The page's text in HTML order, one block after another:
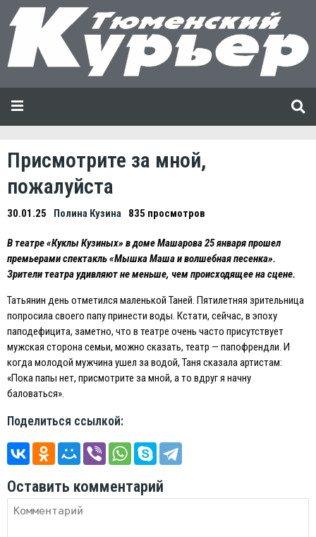
Присмотрите за мной,
пожалуйста
30.01.25 Полина Кузина 835 просмотров
В театре «Куклы Кузиных» в доме Машарова 25 января прошел
премьерами спектакль «Мышка Маша и волшебная песенка».
Зрители театра удивляют не меньше, чем происходящее на сцене.
Татьянин день отметился маленькой Таней. Пятилетняя зрительница
попросила своего папу принести воды. Кстати, сейчас, в эпоху
паподефицита, заметно, что в театре очень часто присутствует
мужская сторона семьи, можно сказать, театр — папофрендли. И
когда молодой мужчина ушел за водой, Таня сказала артистам:
«Пока папы нет, присмотрите за мной, а то вдруг я начну
баловаться».
Поделиться ссылкой:
Оставить комментарий